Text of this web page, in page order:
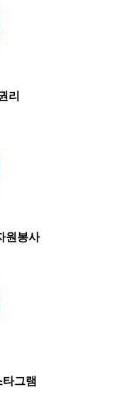
리
원봉사
그램